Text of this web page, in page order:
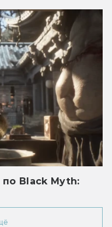
Black Myth: